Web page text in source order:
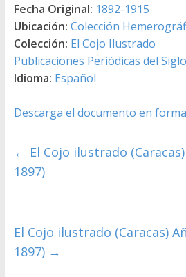
Fecha Original: 1892-1915
Ubicación: Colección
Colección: El Cojo Ilustrado
Publicaciones Periódicas del
Idioma: Español
Descarga el documento en
← El Cojo ilustrado
1897)
El Cojo ilustrado (Caracas)
1897) →